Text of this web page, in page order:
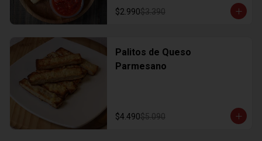
$2.990$3.390
Palitos de Queso
Parmesano
$4.490$5.090